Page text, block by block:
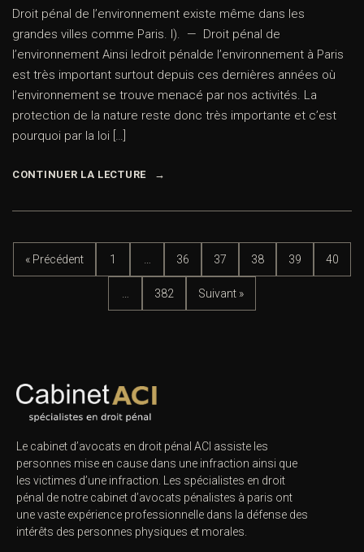
Droit pénal de l’environnement existe même dans les
grandes villes comme Paris. I). — Droit pénal de
l’environnement Ainsi ledroit pénalde l’environnement à Paris
est très important surtout depuis ces dernières années où
l’environnement se trouve menacé par nos activités. La
protection de la nature reste donc très importante et c’est
pourquoi par la loi […]
CONTINUER LA LECTURE
« Précédent 1 36 37 38 39 40
382 Suivant »
Le cabinet d’avocats en droit pénal ACI assiste les
personnes mise en cause dans une infraction ainsi que
les victimes d’une infraction. Les spécialistes en droit
pénal de notre cabinet d’avocats pénalistes à paris ont
une vaste expérience professionnelle dans la défense des
intérêts des personnes physiques et morales.